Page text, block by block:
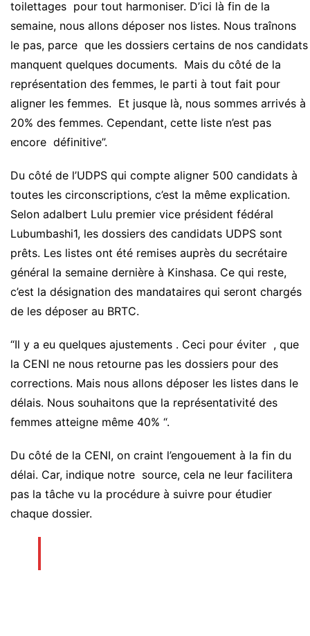
toilettages pour tout harmoniser. D’ici là fin de la
semaine, nous allons déposer nos listes. Nous traînons
le pas, parce que les dossiers certains de nos candidats
manquent quelques documents. Mais du côté de la
représentation des femmes, le parti à tout fait pour
aligner les femmes. Et jusque là, nous sommes arrivés à
20% des femmes. Cependant, cette liste n’est pas
encore définitive”.
Du côté de l’UDPS qui compte aligner 500 candidats à
toutes les circonscriptions, c’est la même explication.
Selon adalbert Lulu premier vice président fédéral
Lubumbashi1, les dossiers des candidats UDPS sont
prêts. Les listes ont été remises auprès du secrétaire
général la semaine dernière à Kinshasa. Ce qui reste,
c’est la désignation des mandataires qui seront chargés
de les déposer au BRTC.
“Il y a eu quelques ajustements . Ceci pour éviter , que
la CENI ne nous retourne pas les dossiers pour des
corrections. Mais nous allons déposer les listes dans le
délais. Nous souhaitons que la représentativité des
femmes atteigne même 40% “.
Du côté de la CENI, on craint l’engouement à la fin du
délai. Car, indique notre source, cela ne leur facilitera
pas la tâche vu la procédure à suivre pour étudier
chaque dossier.